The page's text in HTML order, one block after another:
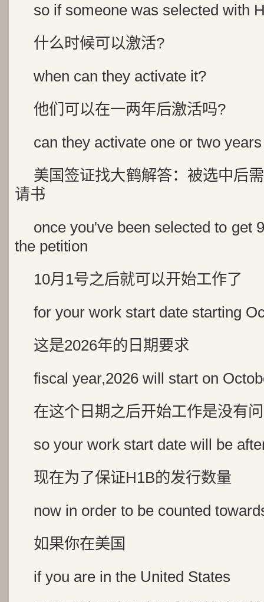
so if someone was selected with
什么时候可以激活?
when can they activate it?
他们可以在一两年后激活吗?
can they activate one or two
美国签证找大鹤解答：被选中后
请书
once you've been selected to get
the petition
10月1号之后就可以开始工作了
for your work start date starting
这是2026年的日期要求
fiscal year,2026 will start on
在这个日期之后开始工作是没有
so your work start date will be
现在为了保证H1B的发行数量
now in order to be counted
如果你在美国
if you are in the United States